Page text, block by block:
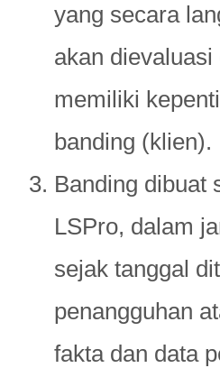
yang secara
akan
memiliki
banding (klien).
Banding dibuat
LSPro, dalam
sejak tanggal
penangguhan
fakta dan data